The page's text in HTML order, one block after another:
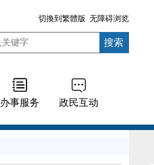
切換到繁體版 无障碍浏览
办事服务 政民互动